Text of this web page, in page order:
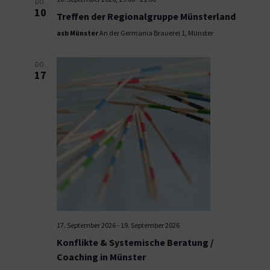
DO.
10 Treffen der Regionalgruppe Münsterland
asb MünsterAn der Germania Brauerei 1, Münster
DO.
17
17. September 2026- 19. September 2026
Konflikte & Systemische Beratung /
Coaching in Münster